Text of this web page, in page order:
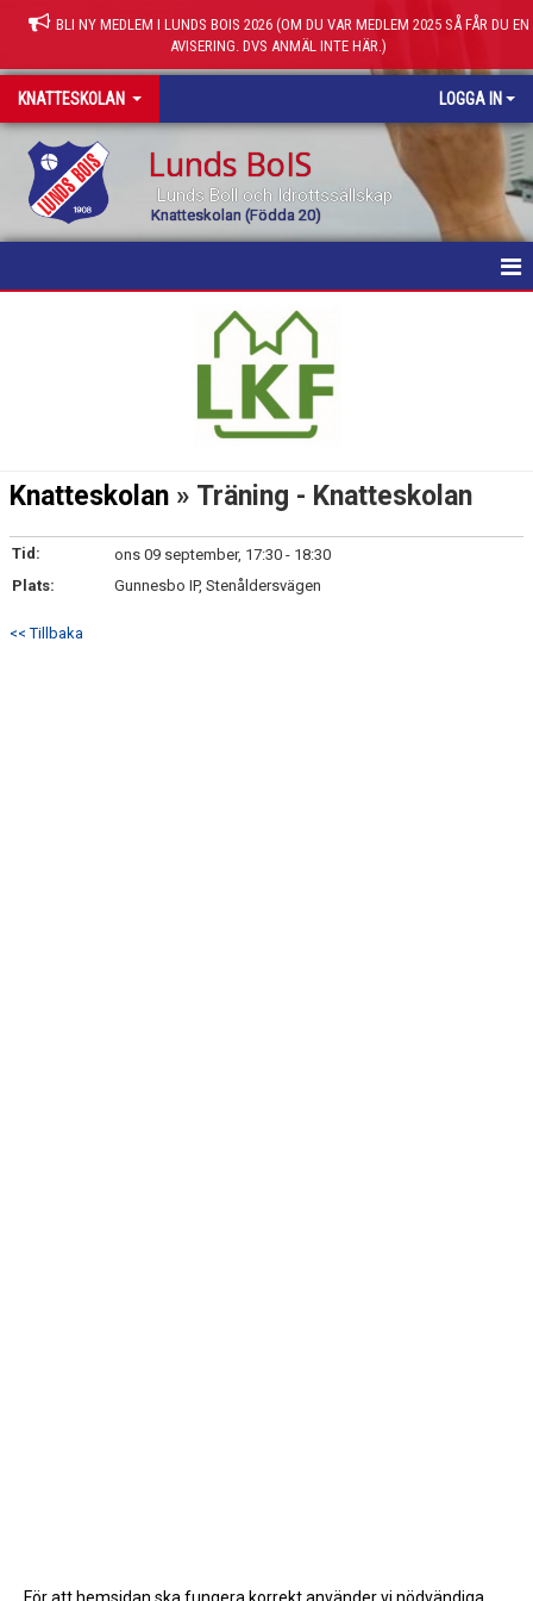
BLI NY MEDLEM I LUNDS BOIS 2026 (OM DU VAR MEDLEM 2025 SÅ FÅR DU EN
AVISERING. DVS ANMÄL INTE HÄR.)
KNATTESKOLAN LOGGA IN
Lunds BoIS
Lunds Boll och Idrottssällskap
Knatteskolan (Födda 20)
Knatteskolan » Träning - Knatteskolan
Tid:
ons 09 september, 17:30 - 18:30
Plats:
Gunnesbo IP, Stenåldersvägen
<< Tillbaka